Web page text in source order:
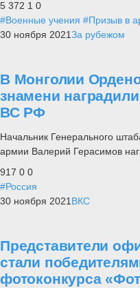
5 372 1 0
#Военные учения #Призыв в
30 ноября 2021За рубежом
В Монголии
знамени
ВС РФ
Начальник Генерального
армии Валерий Герасимов
917 0 0
#Россия
30 ноября 2021ВКС
Представители
стали
фотоконкурса